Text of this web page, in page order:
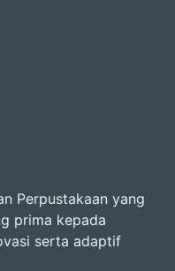
Perpustakaan yang
prima kepada
serta adaptif